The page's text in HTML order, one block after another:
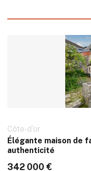
Côte-d'or
Élégante maison de
authenticité
342 000 €